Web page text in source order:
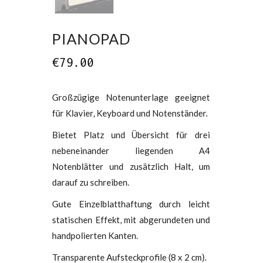
PIANOPAD
€79.00
Großzügige Notenunterlage geeignet
für Klavier, Keyboard und Notenständer.
Bietet Platz und Übersicht für drei
nebeneinander liegenden A4
Notenblätter und zusätzlich Halt, um
darauf zu schreiben.
Gute Einzelblatthaftung durch leicht
statischen Effekt, mit abgerundeten und
handpolierten Kanten.
Transparente Aufsteckprofile (8 x 2 cm).